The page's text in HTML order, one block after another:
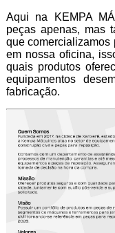
Aqui na KEMPA
peças apenas, mas
que comercializamos
em nossa oficina,
quais produtos
equipamentos
fabricação.